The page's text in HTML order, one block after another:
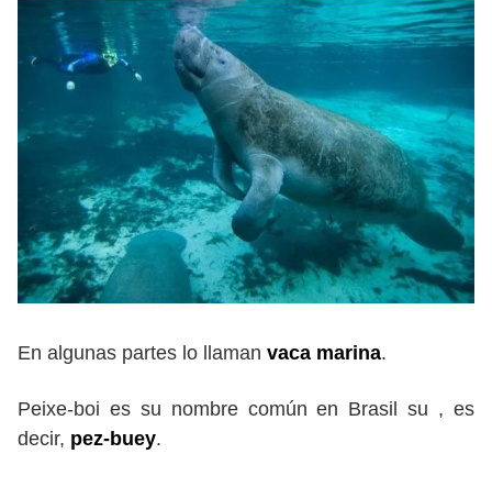
En algunas partes lo llaman vaca marina.
Peixe-boi es su nombre común en Brasil su , es
decir, pez-buey.